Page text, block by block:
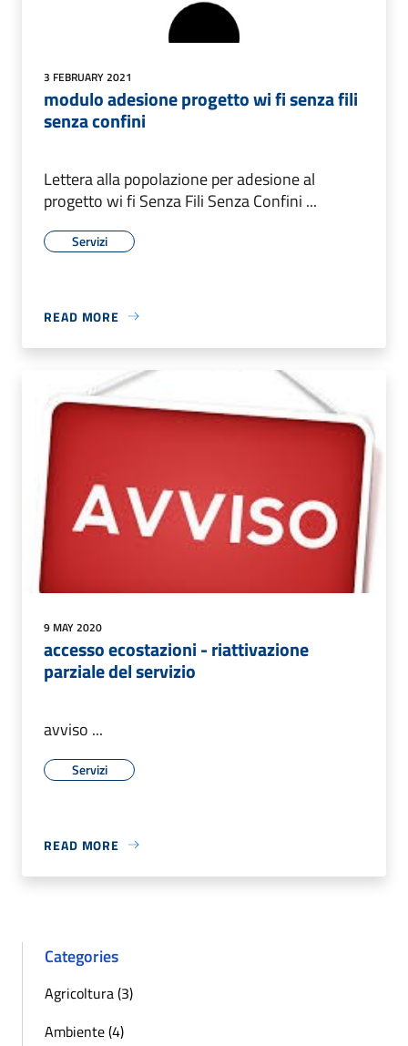
3 FEBRUARY 2021
modulo adesione progetto wi fi senza fili
senza confini
Lettera alla popolazione per adesione al
progetto wi fi Senza Fili Senza Confini ...
Servizi
READ MORE
9 MAY 2020
accesso ecostazioni - riattivazione
parziale del servizio
avviso ...
Servizi
READ MORE
Categories
Agricoltura (3)
Ambiente (4)